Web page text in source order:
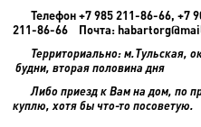
Телефон +7 985 211-86-66, +7
211-86-66 Почта:
Территориально: м.Тульская,
будни, вторая половина дня
Либо приезд к Вам на дом, по
куплю, хотя бы что-то посоветую.